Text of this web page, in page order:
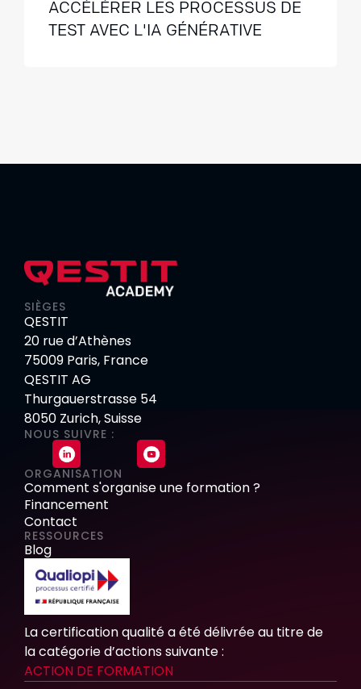
ACCÉLÉRER LES PROCESSUS DE
TEST AVEC L'IA GÉNÉRATIVE
SIÈGES
QESTIT
20 rue d’Athènes
75009 Paris, France
QESTIT AG
Thurgauerstrasse 54
8050 Zurich, Suisse
NOUS SUIVRE :
ORGANISATION
Comment s'organise une formation ?
Financement
Contact
RESSOURCES
Blog
La certification qualité a été délivrée au titre de
la catégorie d’actions suivante :
ACTION DE FORMATION